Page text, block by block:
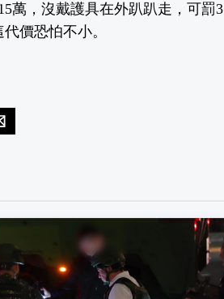
萬，沒戴護具在外趴趴走，可罰3
價恐怕不小。